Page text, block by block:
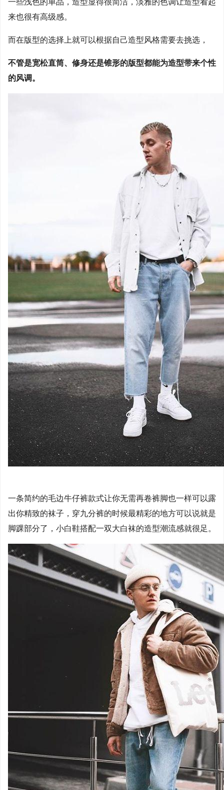
来也很有高级感。
而在版型的选择上就可以根据自己造型风格需要去挑选，
不管是宽松直筒、修身还是锥形的版型都能为造型带来个性
的风调。
一条简约的毛边牛仔裤款式让你无需再卷裤脚也一样可以露
出你精致的袜子，穿九分裤的时候最精彩的地方可以说就是
脚踝部分了，小白鞋搭配一双大白袜的造型潮流感就很足。